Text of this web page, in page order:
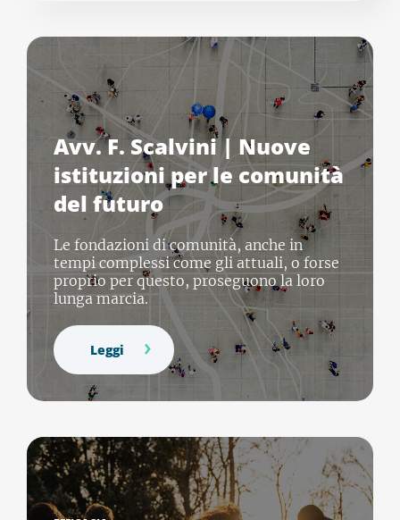
Avv. F. Scalvini | Nuove
istituzioni per le comunità
del futuro
Le fondazioni di comunità, anche in
tempi complessi come gli attuali, o forse
proprio per questo, proseguono la loro
lunga marcia.
Leggi